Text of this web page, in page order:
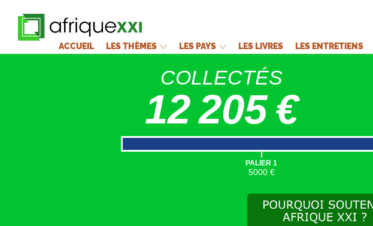
ACCUEIL LES THÈMES LES PAYS LES LIVRES LES ENTRETIENS
COLLECTÉS
12 205 €
|
PALIER 1
5000 €